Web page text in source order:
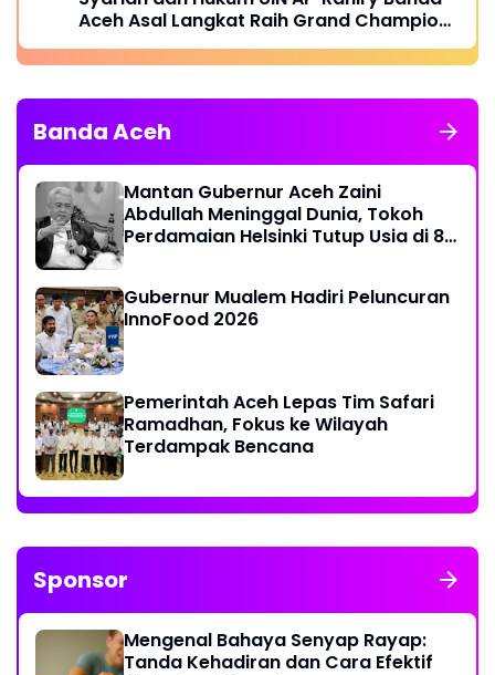
Aceh Asal Langkat Raih Grand Champion
dan Tiga Penghargaan dalam Catalyst
Future Competition X ASIA 2026
Banda Aceh
Mantan Gubernur Aceh Zaini
Abdullah Meninggal Dunia, Tokoh
Perdamaian Helsinki Tutup Usia di 86
Gubernur Mualem Hadiri Peluncuran
InnoFood 2026
Pemerintah Aceh Lepas Tim Safari
Ramadhan, Fokus ke Wilayah
Terdampak Bencana
Sponsor
Mengenal Bahaya Senyap Rayap:
Tanda Kehadiran dan Cara Efektif